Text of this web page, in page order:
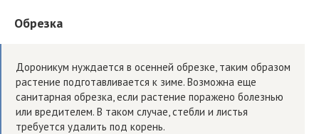
Обрезка
Дороникум нуждается в осенней обрезке, таким образом
растение подготавливается к зиме. Возможна еще
санитарная обрезка, если растение поражено болезнью
или вредителем. В таком случае, стебли и листья
требуется удалить под корень.